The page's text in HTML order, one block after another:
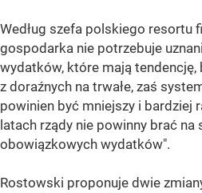
Według szefa polskiego resortu
gospodarka nie potrzebuje
wydatków, które mają tendencję,
z doraźnych na trwałe, zaś
powinien być mniejszy i bardziej
latach rządy nie powinny brać na
obowiązkowych wydatków".
Rostowski proponuje dwie